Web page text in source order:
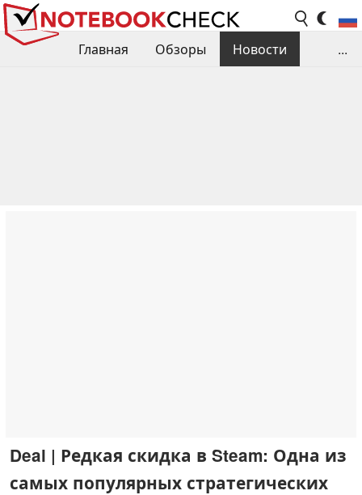
Главная Обзоры
Новости
...
Deal | Редкая скидка в Steam: Одна из
самых популярных стратегических